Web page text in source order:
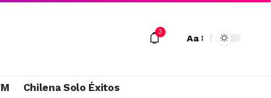
3
Aa
Chilena Solo Éxitos